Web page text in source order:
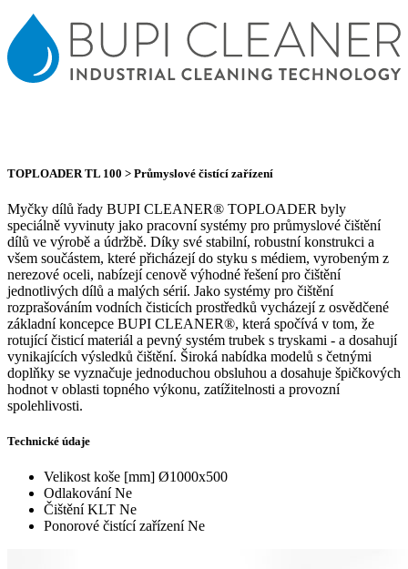
TOPLOADER TL 100 > Průmyslové čistící zařízení
Myčky dílů řady BUPI CLEANER® TOPLOADER byly
speciálně vyvinuty jako pracovní systémy pro průmyslové čištění
dílů ve výrobě a údržbě. Díky své stabilní, robustní konstrukci a
všem součástem, které přicházejí do styku s médiem, vyrobeným z
nerezové oceli, nabízejí cenově výhodné řešení pro čištění
jednotlivých dílů a malých sérií. Jako systémy pro čištění
rozprašováním vodních čisticích prostředků vycházejí z osvědčené
základní koncepce BUPI CLEANER®, která spočívá v tom, že
rotující čisticí materiál a pevný systém trubek s tryskami - a dosahují
vynikajících výsledků čištění. Široká nabídka modelů s četnými
doplňky se vyznačuje jednoduchou obsluhou a dosahuje špičkových
hodnot v oblasti topného výkonu, zatížitelnosti a provozní
spolehlivosti.
Technické údaje
Velikost koše [mm] Ø1000x500
Odlakování Ne
Čištění KLT Ne
Ponorové čistící zařízení Ne